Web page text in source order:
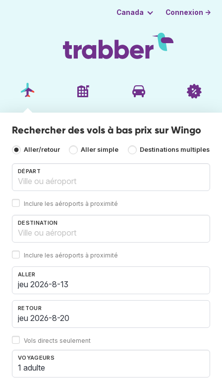
Canada Connexion →
Rechercher des vols à bas prix sur Wingo
Aller/retour Aller simple Destinations multiples
DÉPART
Inclure les aéroports à proximité
DESTINATION
Inclure les aéroports à proximité
ALLER
RETOUR
Vols directs seulement
VOYAGEURS
1 adulte